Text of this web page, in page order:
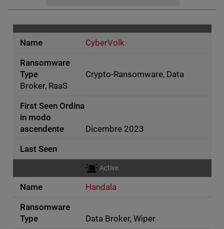
CyberVolk
Crypto-Ransomware, Data
Broker, RaaS
Dicembre 2023
Active
Handala
Data Broker, Wiper